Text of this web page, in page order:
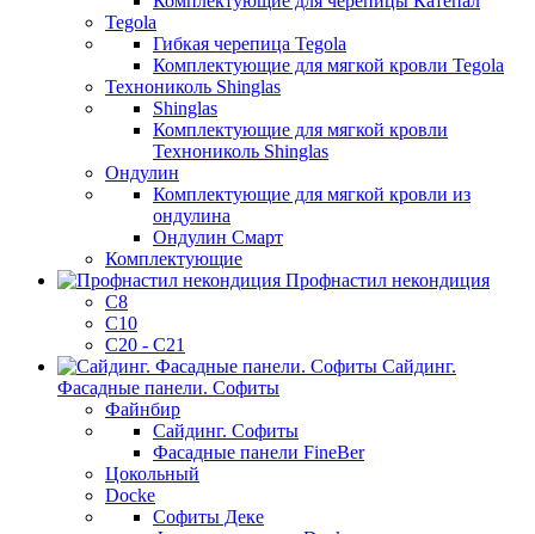
Tegola
Гибкая черепица Tegola
Комплектующие для мягкой кровли Tegola
Технониколь Shinglas
Shinglas
Комплектующие для мягкой кровли
Технониколь Shinglas
Ондулин
Комплектующие для мягкой кровли из
ондулина
Ондулин Смарт
Комплектующие
Профнастил некондиция
C8
C10
С20 - С21
Сайдинг.
Фасадные панели. Софиты
Файнбир
Сайдинг. Софиты
Фасадные панели FineBer
Цокольный
Docke
Софиты Деке